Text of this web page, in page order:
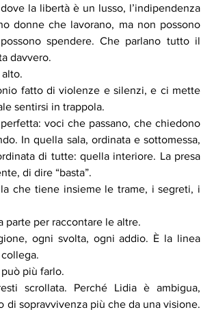
la libertà è un lusso, l’indipendenza
donne che lavorano, ma non possono
spendere. Che parlano tutto il
davvero.
fatto di violenze e silenzi, e ci mette
sentirsi in trappola.
voci che passano, che chiedono
In quella sala, ordinata e sottomessa,
di tutte: quella interiore. La presa
di dire “basta”.
che tiene insieme le trame, i segreti, i
parte per raccontare le altre.
ogni svolta, ogni addio. È la linea
più farlo.
scrollata. Perché Lidia è ambigua,
di sopravvivenza più che da una visione.